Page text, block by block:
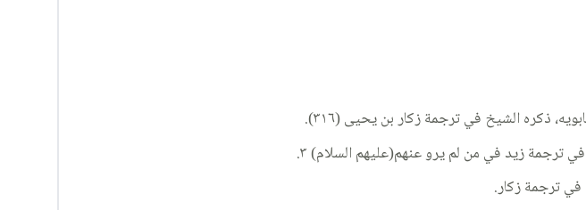
ذكره الشيخ في ترجمة زكار بن يحيى (٣١٦).
زيد في من لم يرو عنهم(عليهم السلام) ٣.
ترجمة زكار.